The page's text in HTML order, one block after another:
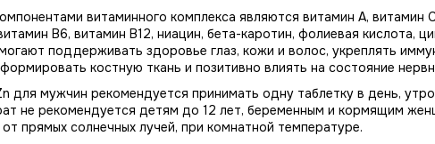
витаминного комплекса являются витамин А, витамин
В6, витамин В12, ниацин, бета-каротин, фолиевая кислота,
поддерживать здоровье глаз, кожи и волос, укреплять
костную ткань и позитивно влиять на состояние
для мужчин рекомендуется принимать одну таблетку в день,
не рекомендуется детям до 12 лет, беременным и кормящим
прямых солнечных лучей, при комнатной температуре.